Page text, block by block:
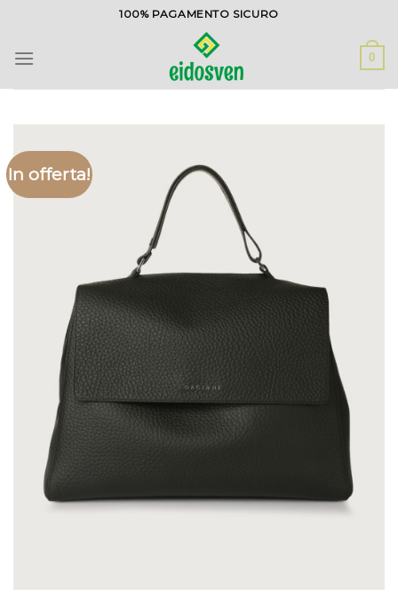
contenuti
100% PAGAMENTO SICURO
0
In offerta!